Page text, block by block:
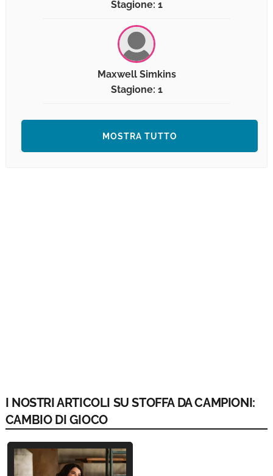
Stagione: 1
Maxwell Simkins
Stagione: 1
MOSTRA TUTTO
I NOSTRI ARTICOLI SU STOFFA DA CAMPIONI:
CAMBIO DI GIOCO